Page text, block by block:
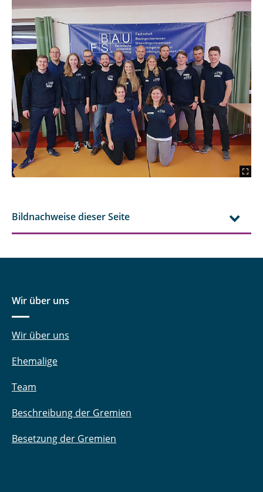
Bildnachweise dieser Seite
Wir über uns
Wir über uns
Ehemalige
Team
Beschreibung der Gremien
Besetzung der Gremien